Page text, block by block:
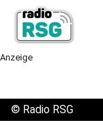
Anzeige
© Radio RSG